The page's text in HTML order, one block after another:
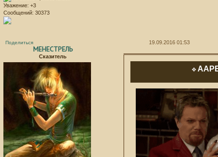
Уважение: +3
Сообщений: 30373
Поделиться 19.09.2016 01:53
МЕНЕСТРЕЛЬ
Сказитель
✥